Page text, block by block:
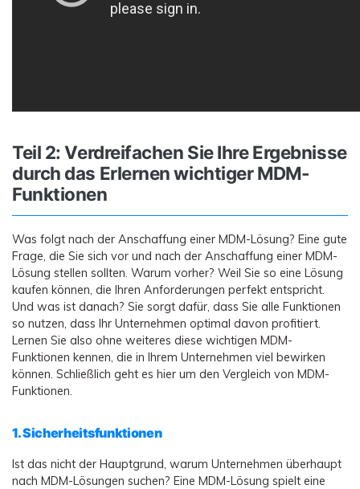
Teil 2: Verdreifachen Sie Ihre Ergebnisse
durch das Erlernen wichtiger MDM-
Funktionen
Was folgt nach der Anschaffung einer MDM-Lösung? Eine gute
Frage, die Sie sich vor und nach der Anschaffung einer MDM-
Lösung stellen sollten. Warum vorher? Weil Sie so eine Lösung
kaufen können, die Ihren Anforderungen perfekt entspricht.
Und was ist danach? Sie sorgt dafür, dass Sie alle Funktionen
so nutzen, dass Ihr Unternehmen optimal davon profitiert.
Lernen Sie also ohne weiteres diese wichtigen MDM-
Funktionen kennen, die in Ihrem Unternehmen viel bewirken
können. Schließlich geht es hier um den Vergleich von MDM-
Funktionen.
1. Sicherheitsfunktionen
Ist das nicht der Hauptgrund, warum Unternehmen überhaupt
nach MDM-Lösungen suchen? Eine MDM-Lösung spielt eine